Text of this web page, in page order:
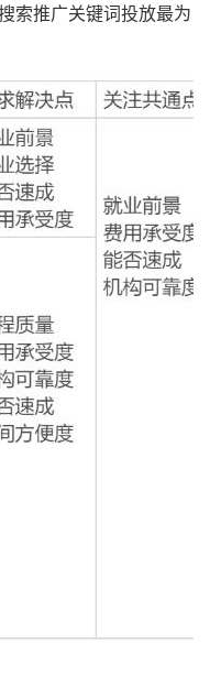
索推广关键词投放最为